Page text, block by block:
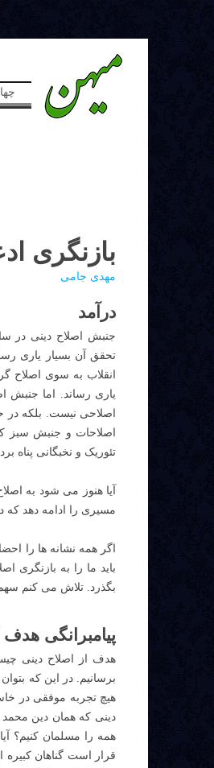
چهارشنبه | 20
بازنگری
مهدی جامی
درآمد
جنبش اصلاح دینی در
تحقق آن بسیار یاری
انقلاب به سوی اصلاح
یاری رساند. اما جنبش
اصلاحی نیست. بلکه
اصلاحات و جنبش سبز
تئوریک و نخبگانی پناه
آیا هنوز می شود به
مسیری را ادامه دهد
اگر همه نشانه ها را
باید ما را به بازنگری
بگذرد. تلاش می کنم
پیامبرانگی
هدف از اصلاح دینی
برسانیم. در این که
هیچ تجربه موفقی در
دینی که همان دین محمد
همه را مسلمان کنیم؟
قرار است گناهان